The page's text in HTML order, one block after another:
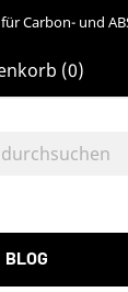
Carbon- und
(0)
BLOG